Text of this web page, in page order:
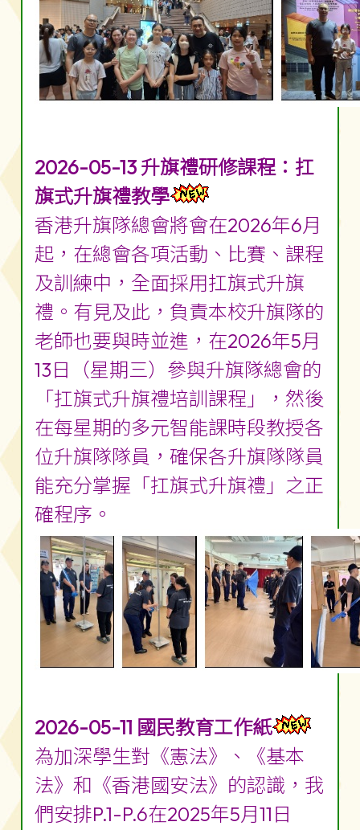
2026-05-13 升旗禮研修課程：扛
旗式升旗禮教學
香港升旗隊總會將會在2026年6月
起，在總會各項活動、比賽、課程
及訓練中，全面採用扛旗式升旗
禮。有見及此，負責本校升旗隊的
老師也要與時並進，在2026年5月
13日（星期三）參與升旗隊總會的
「扛旗式升旗禮培訓課程」，然後
在每星期的多元智能課時段教授各
位升旗隊隊員，確保各升旗隊隊員
能充分掌握「扛旗式升旗禮」之正
確程序。
2026-05-11 國民教育工作紙
為加深學生對《憲法》、《基本
法》和《香港國安法》的認識，我
們安排P.1-P.6在2025年5月11日